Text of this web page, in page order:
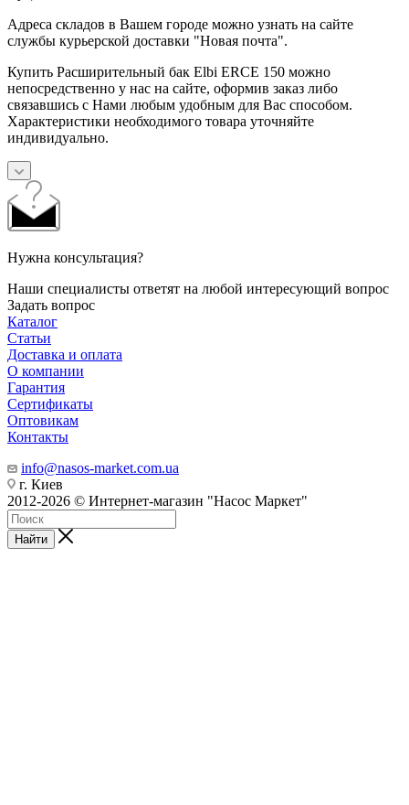
Адреса складов в Вашем городе можно узнать на сайте
службы курьерской доставки "Новая почта".
Купить Расширительный бак Elbi ERCE 150 можно
непосредственно у нас на сайте, оформив заказ либо
связавшись с Нами любым удобным для Вас способом.
Характеристики необходимого товара уточняйте
индивидуально.
Нужна консультация?
Наши специалисты ответят на любой интересующий вопрос
Задать вопрос
Каталог
Статьи
Доставка и оплата
О компании
Гарантия
Сертификаты
Оптовикам
Контакты
info@nasos-market.com.ua
г. Киев
2012-2026 © Интернет-магазин "Насос Маркет"
Найти